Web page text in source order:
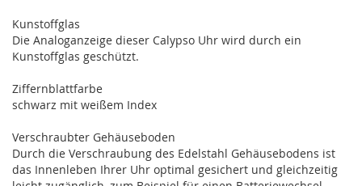
Kunstoffglas
Die Analoganzeige dieser Calypso Uhr wird durch ein
Kunstoffglas geschützt.
Ziffernblattfarbe
schwarz mit weißem Index
Verschraubter Gehäuseboden
Durch die Verschraubung des Edelstahl Gehäusebodens ist
das Innenleben Ihrer Uhr optimal gesichert und gleichzeitig